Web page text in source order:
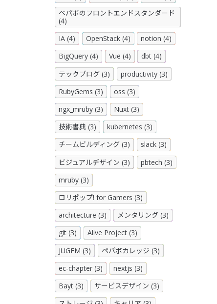
ペパボのフロントエンドスタンダード
(4)
IA (4)
OpenStack (4)
notion (4)
BigQuery (4)
Vue (4)
dbt (4)
テックブログ (3)
productivity (3)
RubyGems (3)
oss (3)
ngx_mruby (3)
Nuxt (3)
技術書典 (3)
kubernetes (3)
チームビルディング (3)
slack (3)
ビジュアルデザイン (3)
pbtech (3)
mruby (3)
ロリポップ! for Gamers (3)
architecture (3)
メンタリング (3)
git (3)
Alive Project (3)
JUGEM (3)
ペパボカレッジ (3)
ec-chapter (3)
nextjs (3)
Bayt (3)
サービスデザイン (3)